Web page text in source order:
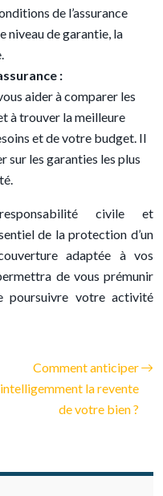
de l’assurance
niveau de garantie, la
:
aider à comparer les
à trouver la meilleure
et de votre budget. Il
sur les garanties les plus
civile et
de la protection d’un
adaptée à vos
de vous prémunir
poursuivre votre activité
Comment anticiper
intelligemment la revente
de votre bien ?